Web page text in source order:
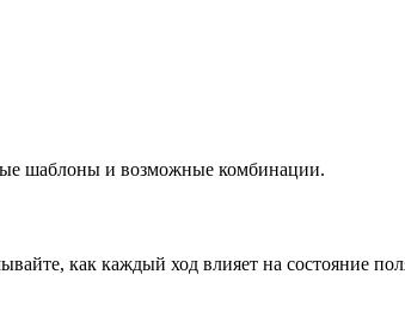
шаблоны и возможные комбинации.
как каждый ход влияет на состояние